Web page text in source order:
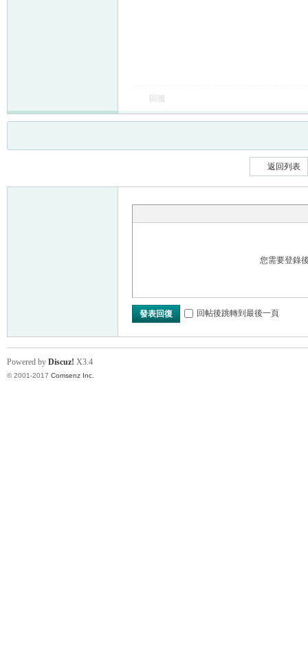
回復
返回列表
您需要登錄
發表回復 回帖後跳轉到最後一頁
Powered by Discuz! X3.4
© 2001-2017 Comsenz Inc.